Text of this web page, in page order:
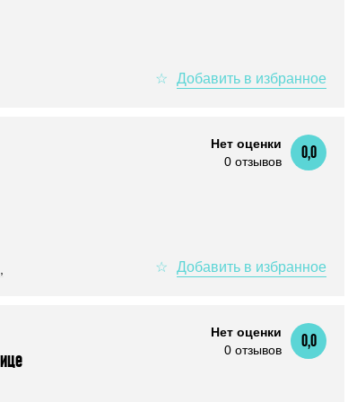
Нет оценки
0 отзывов
0,0
Нет оценки
0 отзывов
0,0